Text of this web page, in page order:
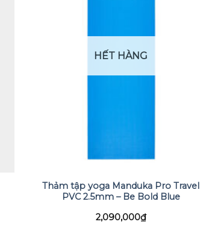
HẾT HÀNG
Thảm tập yoga Manduka Pro Travel
PVC 2.5mm – Be Bold Blue
2,090,000₫